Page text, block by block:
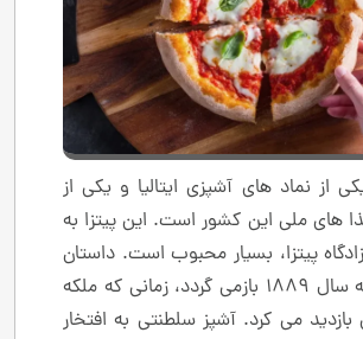
یکی از نماد های آشپزی ایتالیا و یکی از
های ملی این کشور است. این پیتزا به‌
پیتزا، بسیار محبوب است. داستان
پیتزا مارگریتا به سال 1889 بازمی ‌گردد، زمانی که ملکه
بازدید می ‌کرد. آشپز سلطنتی به افتخار